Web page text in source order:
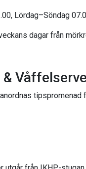
Lördag–Söndag
dagar från